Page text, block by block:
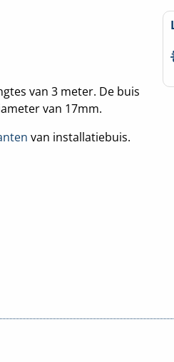
van 3 meter. De buis
van 17mm.
van installatiebuis.